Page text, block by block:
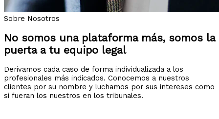
Sobre Nosotros
No somos una plataforma más, somos la
puerta a tu equipo legal
Derivamos cada caso de forma individualizada a los
profesionales más indicados. Conocemos a nuestros
clientes por su nombre y luchamos por sus intereses como
si fueran los nuestros en los tribunales.